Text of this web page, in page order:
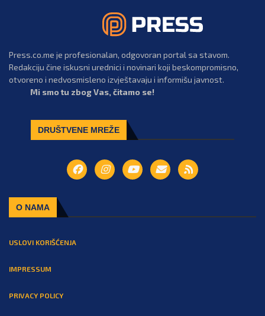
Press.co.me je profesionalan, odgovoran portal sa stavom.
Redakciju čine iskusni urednici i novinari koji beskompromisno,
otvoreno i nedvosmisleno izvještavaju i informišu javnost.
Mi smo tu zbog Vas, čitamo se!
DRUŠTVENE MREŽE
O NAMA
USLOVI KORIŠĆENJA
IMPRESSUM
PRIVACY POLICY